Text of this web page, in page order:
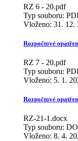
RZ 6 - 20.pdf
Typ souboru:
Vloženo: 31. 12.
Rozpočtové
RZ 7 - 20.pdf
Typ souboru:
Vloženo: 5. 1.
Rozpočtové
RZ-21-1.docx
Typ souboru:
Vloženo: 8. 4.